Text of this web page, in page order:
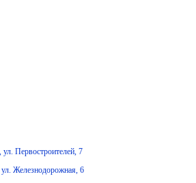
Первостроителей, 7
Железнодорожная, 6